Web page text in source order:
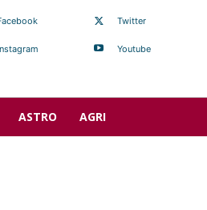
Twitter
Youtube
ASTRO AGRI